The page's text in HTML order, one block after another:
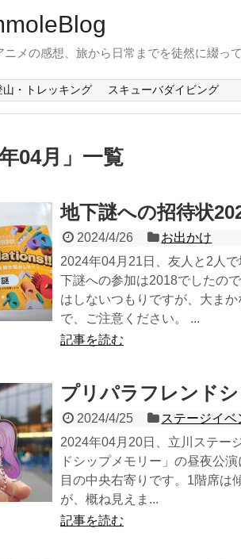
ニメの感想、旅から日常までを徒然に綴っ
山・トレッキング スキューバダイビング
04月 」 一覧
地下謎への招待状
2024/4/26
お出かけ
2024年04月21日、友人と2人
下謎への参加は2018でしたの
はしないつもりですが、大ま
で、ご注意ください。 ...
記事を読む
プリパラフレンド
2024/4/25
ステージイベ
2024年04月20日、立川ステー
ドシップメモリー」の昼夜公
目の中央右寄りです。1階席は
が、概ね見えま...
記事を読む